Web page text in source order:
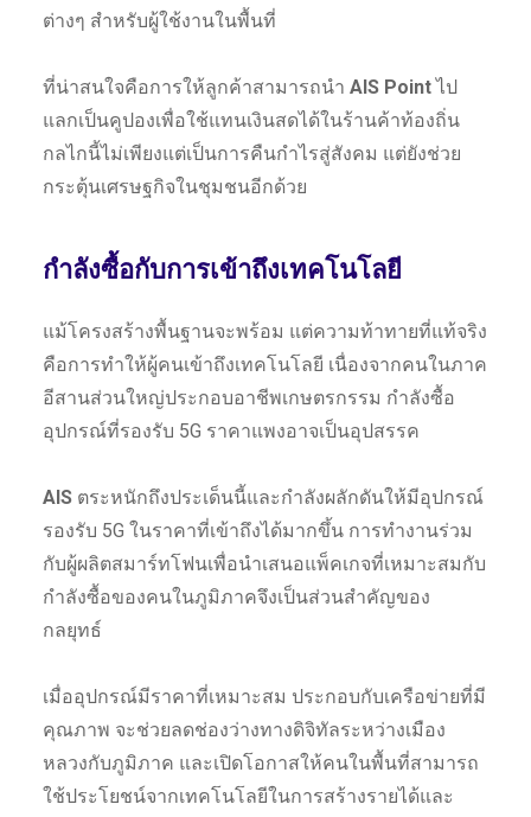
ต่างๆ สำหรับผู้ใช้งานในพื้นที่
ที่น่าสนใจคือการให้ลูกค้าสามารถนำ AIS Pointไป
แลกเป็นคูปองเพื่อใช้แทนเงินสดได้ในร้านค้าท้องถิ่น
กลไกนี้ไม่เพียงแต่เป็นการคืนกำไรสู่สังคม แต่ยังช่วย
กระตุ้นเศรษฐกิจในชุมชนอีกด้วย
กำลังซื้อกับการเข้าถึงเทคโนโลยี
แม้โครงสร้างพื้นฐานจะพร้อม แต่ความท้าทายที่แท้จริง
คือการทำให้ผู้คนเข้าถึงเทคโนโลยี เนื่องจากคนในภาค
อีสานส่วนใหญ่ประกอบอาชีพเกษตรกรรม กำลังซื้อ
อุปกรณ์ที่รองรับ 5G ราคาแพงอาจเป็นอุปสรรค
AISตระหนักถึงประเด็นนี้และกำลังผลักดันให้มีอุปกรณ์
รองรับ 5G ในราคาที่เข้าถึงได้มากขึ้น การทำงานร่วม
กับผู้ผลิตสมาร์ทโฟนเพื่อนำเสนอแพ็คเกจที่เหมาะสมกับ
กำลังซื้อของคนในภูมิภาคจึงเป็นส่วนสำคัญของ
กลยุทธ์
เมื่ออุปกรณ์มีราคาที่เหมาะสม ประกอบกับเครือข่ายที่มี
คุณภาพ จะช่วยลดช่องว่างทางดิจิทัลระหว่างเมือง
หลวงกับภูมิภาค และเปิดโอกาสให้คนในพื้นที่สามารถ
ใช้ประโยชน์จากเทคโนโลยีในการสร้างรายได้และ